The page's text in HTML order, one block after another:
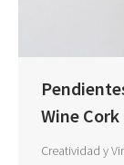
Wine
Creatividad y